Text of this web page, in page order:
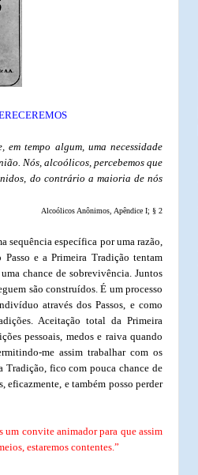
em tempo algum, uma necessidade
Nós, alcoólicos, percebemos que
do contrário a maioria de nós
Alcoólicos Anônimos, Apêndice I; § 2
sequência específica por uma razão,
e a Primeira Tradição tentam
chance de sobrevivência. Juntos
são construídos. É um processo
através dos Passos, e como
Aceitação total da Primeira
pessoais, medos e raiva quando
me assim trabalhar com os
Tradição, fico com pouca chance de
eficazmente, e também posso perder
um convite animador para que assim
estaremos contentes.”